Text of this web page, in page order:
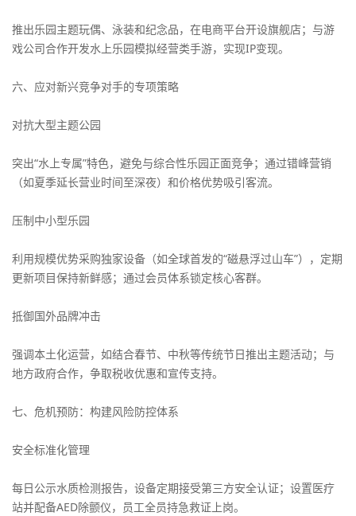
推出乐园主题玩偶、泳装和纪念品，在电商平台开设旗舰店；与游
戏公司合作开发水上乐园模拟经营类手游，实现IP变现。
六、应对新兴竞争对手的专项策略
对抗大型主题公园
突出“水上专属”特色，避免与综合性乐园正面竞争；通过错峰营销
（如夏季延长营业时间至深夜）和价格优势吸引客流。
压制中小型乐园
利用规模优势采购独家设备（如全球首发的“磁悬浮过山车”），定期
更新项目保持新鲜感；通过会员体系锁定核心客群。
抵御国外品牌冲击
强调本土化运营，如结合春节、中秋等传统节日推出主题活动；与
地方政府合作，争取税收优惠和宣传支持。
七、危机预防：构建风险防控体系
安全标准化管理
每日公示水质检测报告，设备定期接受第三方安全认证；设置医疗
站并配备AED除颤仪，员工全员持急救证上岗。